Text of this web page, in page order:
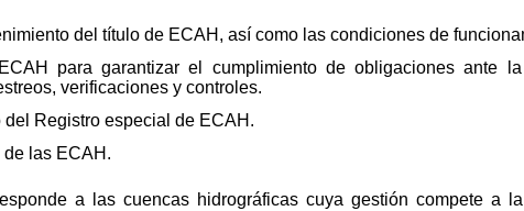
del título de ECAH, así como las condiciones de
para garantizar el cumplimiento de obligaciones ante la
verificaciones y controles.
Registro especial de ECAH.
las ECAH.
a las cuencas hidrográficas cuya gestión compete a la